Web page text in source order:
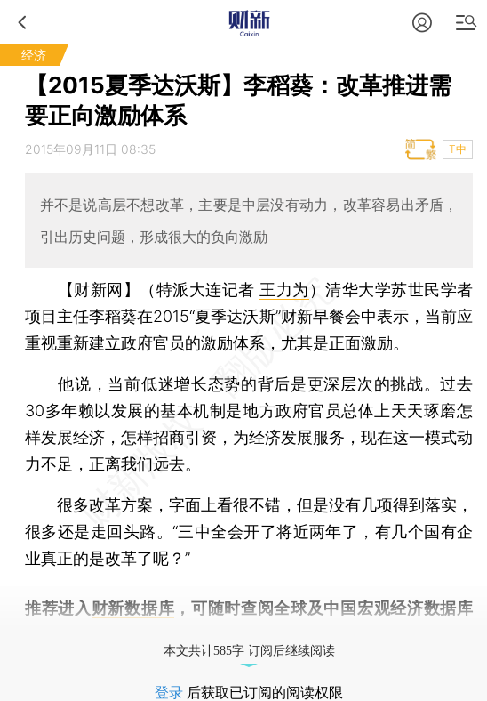
经济
【2015夏季达沃斯】李稻葵：改革推进需
要正向激励体系
2015年09月11日 08:35 T中
并不是说高层不想改革，主要是中层没有动力，改革容易出矛盾，
引出历史问题，形成很大的负向激励
【财新网】（特派大连记者 王力为 ）清华大学苏世民学者
项目主任李稻葵在2015“夏季达沃斯”财新早餐会中表示，当前应
重视重新建立政府官员的激励体系，尤其是正面激励。
他说，当前低迷增长态势的背后是更深层次的挑战。过去
30多年赖以发展的基本机制是地方政府官员总体上天天琢磨怎
样发展经济，怎样招商引资，为经济发展服务，现在这一模式动
力不足，正离我们远去。
很多改革方案，字面上看很不错，但是没有几项得到落实，
很多还是走回头路。“三中全会开了将近两年了，有几个国有企
业真正的是改革了呢？”
推荐进入 财新数据库 ，可随时查阅全球及中国宏观经济数据库
本文共计585字 订阅后继续阅读
登录 后获取已订阅的阅读权限